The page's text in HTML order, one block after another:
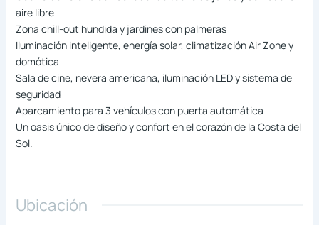
aire libre
Zona chill-out hundida y jardines con palmeras
Iluminación inteligente, energía solar, climatización Air Zone y
domótica
Sala de cine, nevera americana, iluminación LED y sistema de
seguridad
Aparcamiento para 3 vehículos con puerta automática
Un oasis único de diseño y confort en el corazón de la Costa del
Sol.
Ubicación